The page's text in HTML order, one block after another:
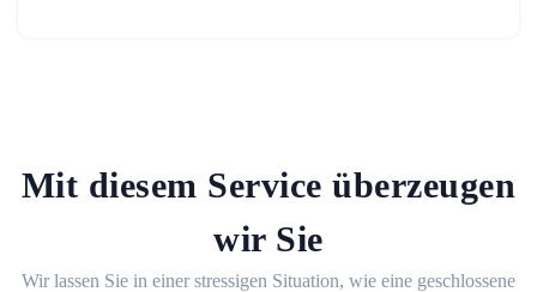
Mit diesem Service überzeugen
wir Sie
Wir lassen Sie in einer stressigen Situation, wie eine geschlossene